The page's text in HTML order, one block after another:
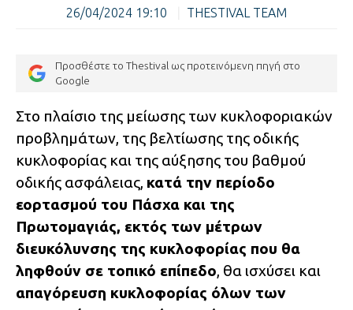
26/04/2024 19:10 THESTIVAL TEAM
Προσθέστε το Thestival ως προτεινόμενη πηγή στο
Google
Στο πλαίσιο της μείωσης των κυκλοφοριακών
προβλημάτων, της βελτίωσης της οδικής
κυκλοφορίας και της αύξησης του βαθμού
οδικής ασφάλειας, κατά την περίοδο
εορτασμού του Πάσχα και της
Πρωτομαγιάς, εκτός των μέτρων
διευκόλυνσης της κυκλοφορίας που θα
ληφθούν σε τοπικό επίπεδο, θα ισχύσει και
απαγόρευση κυκλοφορίας όλων των